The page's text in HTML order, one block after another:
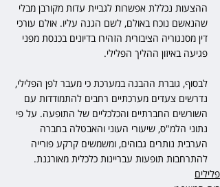
ההצעות נכללת אפשרות לגביית עדות מקורבן מבלי
שהנאשם נוכח באולם, לשם הגנה עליו. אולם עורכי
דין מסנגוריה הציבורית הזהירו בדיונים בכנסת מפני
פגיעה באיזון ההליך הפלילי.
לבסוף, גוברת ההבנה במערכת כי מעבר לפן הפלילי,
נדרשים צעדים מערכתיים רחבים להתמודדות עם
השורשים החברתיים והכלכליים של התופעה. על פי
נתוני הלמ"ס, שיעורי העוני והאבטלה בחברה
הערבית נותרים גבוהים, ומשמשים קרקע פורייה
להתרחבות תופעות עבריינות כלכלית מאורגנת.
פלילים